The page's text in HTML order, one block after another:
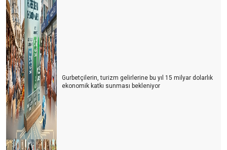
Gurbetçilerin, turizm gelirlerine bu yıl 15 milyar dolarlık
ekonomik katkı sunması bekleniyor